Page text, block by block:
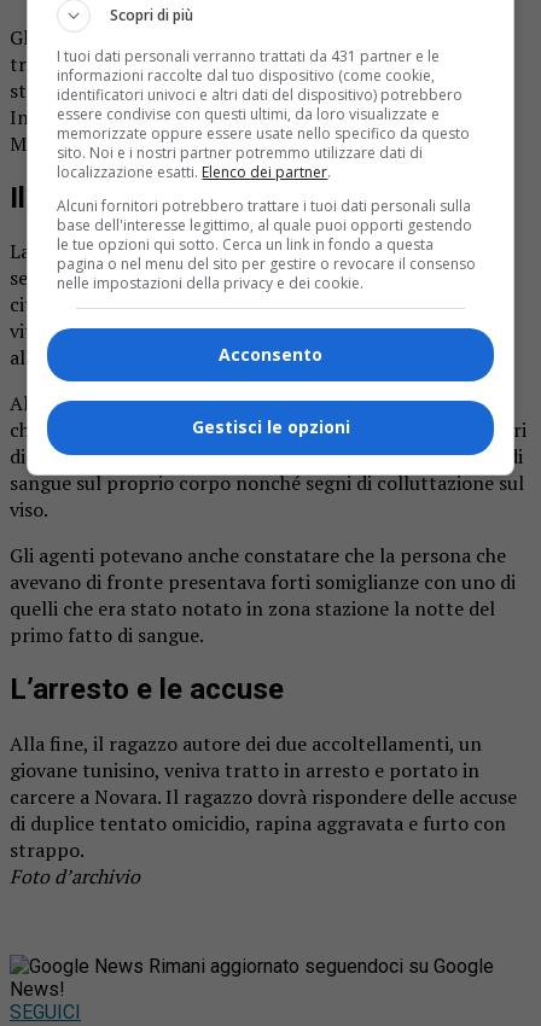
Gli agenti della squadra mobile si erano subito messi sulle
tracce degli autori, estrapolando le telecamere della
stazione ferroviaria ed ascoltando una delle vittime.
Intanto l’altra veniva trasportata d’urgenza all’ospedale
Maggiore per i soccorsi del caso.
Il secondo episodio
La sera, la polizia interveniva in via Bonola, dove era stato
segnalato un nuovo accoltellamento ai danni di un
cittadino straniero. Sul posto, gli operatori trovavano la
vittima in stato di incoscienza con una profonda lesione
all’altezza della tempia provocata da un’arma da taglio.
Alcuni testimoni indicavano il possibile autore del reato,
che aveva cercato riparo in un appartamento a pochi metri
di distanza. E questi veniva sorpreso con vistose macchie di
sangue sul proprio corpo nonché segni di colluttazione sul
viso.
Gli agenti potevano anche constatare che la persona che
avevano di fronte presentava forti somiglianze con uno di
quelli che era stato notato in zona stazione la notte del
primo fatto di sangue.
L’arresto e le accuse
Alla fine, il ragazzo autore dei due accoltellamenti, un
giovane tunisino, veniva tratto in arresto e portato in
carcere a Novara. Il ragazzo dovrà rispondere delle accuse
di duplice tentato omicidio, rapina aggravata e furto con
strappo.
Foto d’archivio
Rimani aggiornato seguendoci su Google
News!
SEGUICI
Scopri di più
I tuoi dati personali verranno trattati da 431 partner e le
informazioni raccolte dal tuo dispositivo (come cookie,
identificatori univoci e altri dati del dispositivo) potrebbero
essere condivise con questi ultimi, da loro visualizzate e
memorizzate oppure essere usate nello specifico da questo
sito. Noi e i nostri partner potremmo utilizzare dati di
localizzazione esatti. Elenco dei partner.
Alcuni fornitori potrebbero trattare i tuoi dati personali sulla
base dell'interesse legittimo, al quale puoi opporti gestendo
le tue opzioni qui sotto. Cerca un link in fondo a questa
pagina o nel menu del sito per gestire o revocare il consenso
nelle impostazioni della privacy e dei cookie.
Acconsento
Gestisci le opzioni